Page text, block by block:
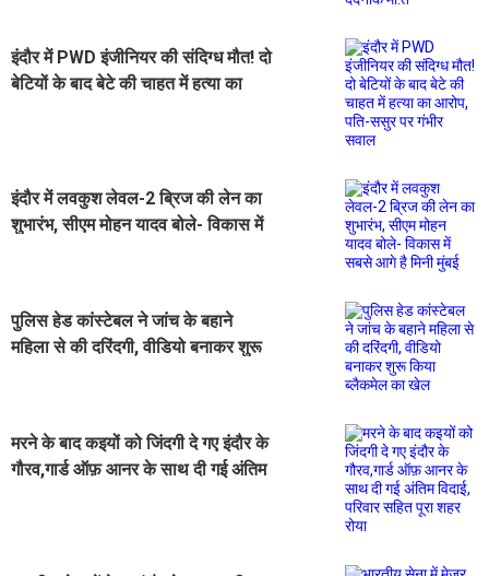
इंदौर में PWD इंजीनियर की संदिग्ध मौत! दो
बेटियों के बाद बेटे की चाहत में हत्या का
इंदौर में लवकुश लेवल-2 ब्रिज की लेन का
शुभारंभ, सीएम मोहन यादव बोले- विकास में
पुलिस हेड कांस्टेबल ने जांच के बहाने
महिला से की दरिंदगी, वीडियो बनाकर शुरू
मरने के बाद कइयों को जिंदगी दे गए इंदौर के
गौरव,गार्ड ऑफ़ आनर के साथ दी गई अंतिम